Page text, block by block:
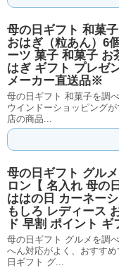
母の日ギフト 和菓
おはぎ（粒あん）6
ーツ 菓子 和菓子 お
はぎ ギフト プレゼ
メーカー直送品※
母の日ギフト 和菓子を調
ウインドーショッピング
店の商品...
母の日ギフト グル
ロン【 名入れ 母の
ははの日 カーネー
もしろ レディース
ド 早割 ポイント
母の日ギフト グルメを調
へん対応がよく、おすす
日ギフト グ...